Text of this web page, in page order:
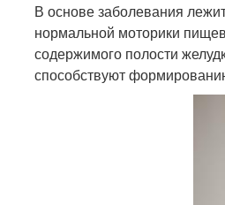
В основе заболевания
нормальной моторики
содержимого полости
способствуют